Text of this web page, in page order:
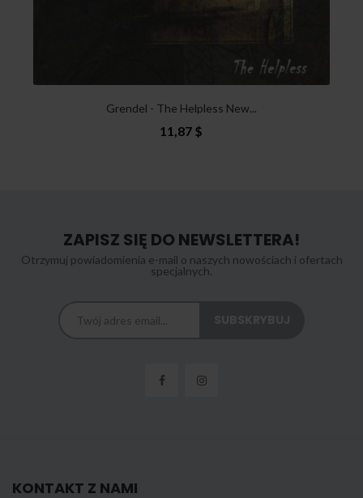
Grendel - The Helpless New...
11,87 $
ZAPISZ SIĘ DO NEWSLETTERA!
Otrzymuj powiadomienia e-mail o naszych nowościach i ofertach
specjalnych.
KONTAKT Z NAMI